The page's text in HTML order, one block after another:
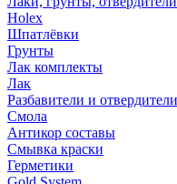
Holex
Шпатлёвки
Грунты
Лак комплекты
Лак
Разбавители и отвердители
Смола
Антикор составы
Смывка краски
Герметики